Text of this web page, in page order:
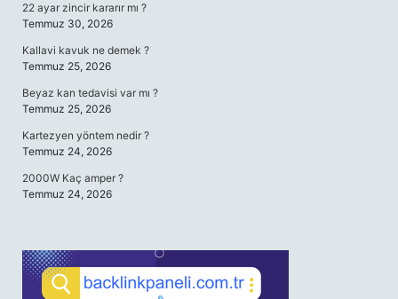
22 ayar zincir kararır mı ?
Temmuz 30, 2026
Kallavi kavuk ne demek ?
Temmuz 25, 2026
Beyaz kan tedavisi var mı ?
Temmuz 25, 2026
Kartezyen yöntem nedir ?
Temmuz 24, 2026
2000W Kaç amper ?
Temmuz 24, 2026